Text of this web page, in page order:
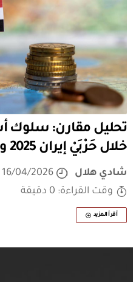
تحليل مقارن: سلوك
خلال حَرْبَيْ إيران 2025 و2026
شادي هلال
16/04/2026
وقت القراءة: 0 دقيقة
أقرأ المزيد